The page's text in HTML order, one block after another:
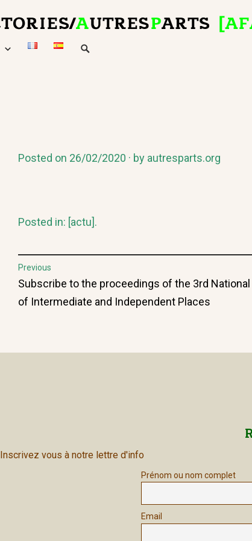
Posted on 26/02/2020 by autresparts.org
Posted in: [actu].
Post
navigation
Previous
Previous
post:
Subscribe to the proceedings of the 3rd National
of Intermediate and Independent Places
Inscrivez vous à notre lettre d'info
Prénom ou nom complet
Email